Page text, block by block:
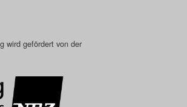
Blog
2018
Blog
Alumni
wird gefördert von der